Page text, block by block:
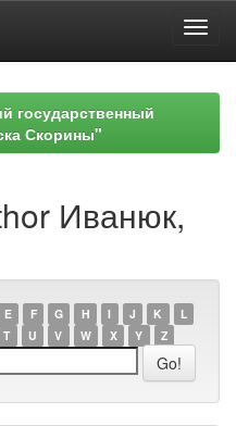
государственный
Скорины"
Иванюк,
E F G H I J K
L
T U V W X Y Z